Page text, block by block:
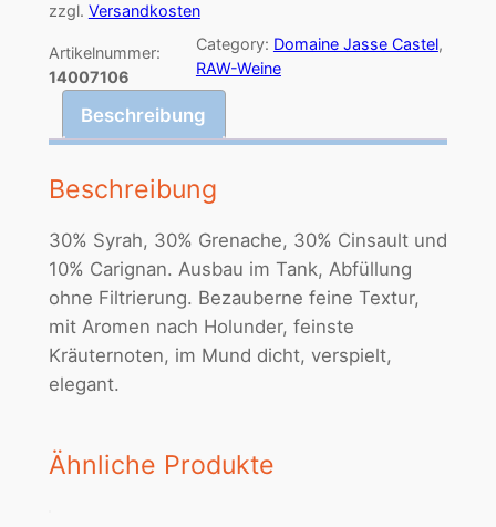
e
x
d
u
L
a
zzgl. Versandkosten
Artikelnummer:
14007106
Category: Domaine Jasse Castel
RAW-Weine
Beschreibung
Beschreibung
30% Syrah, 30% Grenache, 30% Cinsault und
10% Carignan. Ausbau im Tank, Abfüllung
ohne Filtrierung. Bezauberne feine Textur,
mit Aromen nach Holunder, feinste
Kräuternoten, im Mund dicht, verspielt,
elegant.
Ähnliche Produkte